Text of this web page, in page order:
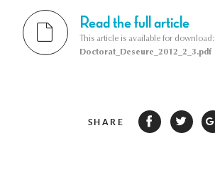
Read the full article
This article is available for download:
Doctorat_Deseure_2012_2_3.pdf
SHARE